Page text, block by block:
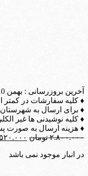
آخرین بروزرسانی : بهمن 10, 1404
♦ کلیه سفارشات در کمتر از 5 ساعت ارسال
♦ برای ارسال به شهرستان
♦ کلیه نوشیدنی ها غیر
♦ هزینه ارسال به صورت
۲.۸۰۰.۰۰۰ تومان قیمت
در انبار موجود نمی باشد